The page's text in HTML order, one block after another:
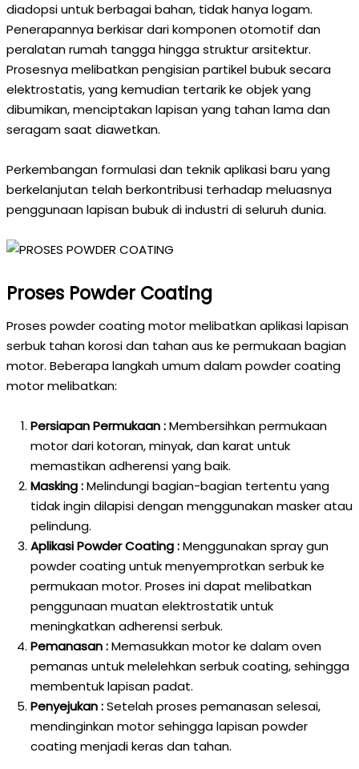
diadopsi untuk berbagai bahan, tidak hanya logam.
Penerapannya berkisar dari komponen otomotif dan
peralatan rumah tangga hingga struktur arsitektur.
Prosesnya melibatkan pengisian partikel bubuk secara
elektrostatis, yang kemudian tertarik ke objek yang
dibumikan, menciptakan lapisan yang tahan lama dan
seragam saat diawetkan.
Perkembangan formulasi dan teknik aplikasi baru yang
berkelanjutan telah berkontribusi terhadap meluasnya
penggunaan lapisan bubuk di industri di seluruh dunia.
Proses Powder Coating
Proses powder coating motor melibatkan aplikasi lapisan
serbuk tahan korosi dan tahan aus ke permukaan bagian
motor. Beberapa langkah umum dalam powder coating
motor melibatkan:
Persiapan Permukaan :Membersihkan permukaan
motor dari kotoran, minyak, dan karat untuk
memastikan adherensi yang baik.
Masking :Melindungi bagian-bagian tertentu yang
tidak ingin dilapisi dengan menggunakan masker atau
pelindung.
Aplikasi Powder Coating :Menggunakan spray gun
powder coating untuk menyemprotkan serbuk ke
permukaan motor. Proses ini dapat melibatkan
penggunaan muatan elektrostatik untuk
meningkatkan adherensi serbuk.
Pemanasan :Memasukkan motor ke dalam oven
pemanas untuk melelehkan serbuk coating, sehingga
membentuk lapisan padat.
Penyejukan :Setelah proses pemanasan selesai,
mendinginkan motor sehingga lapisan powder
coating menjadi keras dan tahan.